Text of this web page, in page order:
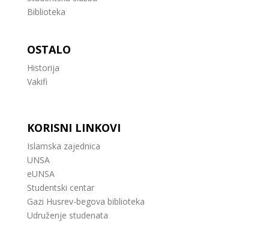
Biblioteka
OSTALO
Historija
Vakifi
KORISNI LINKOVI
Islamska zajednica
UNSA
eUNSA
Studentski centar
Gazi Husrev-begova biblioteka
Udruženje studenata